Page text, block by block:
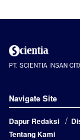
PT. SCIENTIA INSAN
Navigate Site
Dapur Redaksi
Tentang Kami